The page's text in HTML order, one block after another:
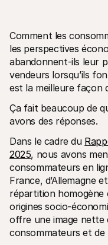
Ressources techniques
Portail
jour
Bibliothèques
Intégrez Mollie avec
Communauté
Rejoignez notre
À propos de Mollie
Tarifs
Consultez nos tarifs
À propos
Notre histoire et nos
Actualités
Lire les dernières
Mollie
Comment les
les perspectives
abandonnent-ils leur
vendeurs lorsqu’ils
est la meilleure façon
Ça fait beaucoup de
avons des réponses.
Dans le cadre du
2025, nous avons
consommateurs en
France, d’Allemagne
répartition
origines socio-
offre une image nette
consommateurs et